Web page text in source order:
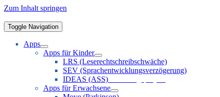
Zum Inhalt springen
Toggle Navigation
Apps
Apps für Kinder
LRS (Leserechtschreibschwäche)
SEV (Sprachentwicklungsverzögerung)
IDEAS (ASS)
Apps für Erwachsene